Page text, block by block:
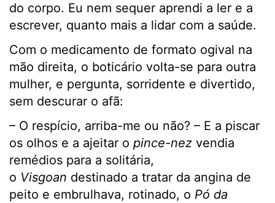
do corpo. Eu nem sequer aprendi a ler e a
escrever, quanto mais a lidar com a saúde.
Com o medicamento de formato ogival na
mão direita, o boticário volta-se para outra
mulher, e pergunta, sorridente e divertido,
sem descurar o afã:
– O respício, arriba-me ou não? – E a piscar
os olhos e a ajeitar o pince-nez vendia
remédios para a solitária,
o Visgoan destinado a tratar da angina de
peito e embrulhava, rotinado, o Pó da